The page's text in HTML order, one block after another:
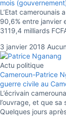
mois
L’Etat camerounais
90,6% entre janvier
3119,4 milliards
3 janvier 2018
Actu politique
Cameroun-Patrice
guerre civile au
L’écrivain
l’ouvrage, et que
Quelques jours